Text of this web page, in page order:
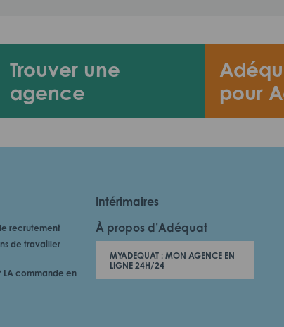
Trouver une
agence
pour
recrutement
de travailler
LA commande en
Intérimaires
À propos d’Adéquat
MYADEQUAT : MON AGENCE EN
LIGNE 24H/24